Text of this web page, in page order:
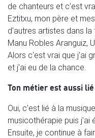
de chanteurs et c'est
Eztitxu, mon père et
d'autres artistes dans
Manu Robles Aranguiz,
Alors c'est vrai que j'ai
et j'ai eu de la chance.
Ton métier est aussi
Oui, c'est lié à la
musicothérapie puis j'ai
Ensuite, je continue à